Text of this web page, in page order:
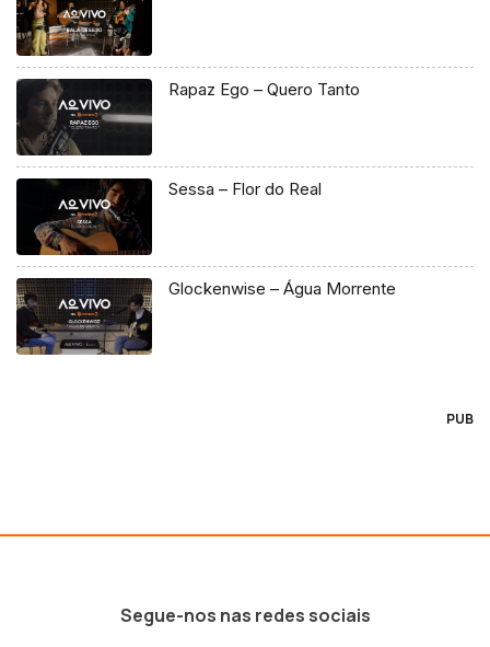
Rapaz Ego – Quero Tanto
Sessa – Flor do Real
Glockenwise – Água Morrente
PUB
Segue-nos nas redes sociais